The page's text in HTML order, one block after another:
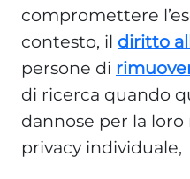
compromettere
contesto, il diritto
persone di
di ricerca quando
dannose per la
privacy individuale,